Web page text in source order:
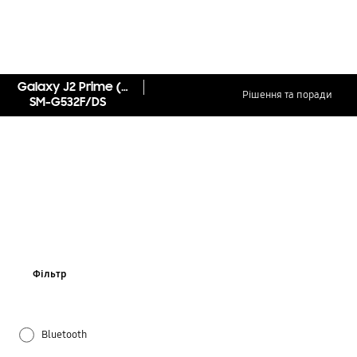
Galaxy J2 Prime (Black)
SM-G532F/DS
Рішення та поради
Фільтр
Bluetooth